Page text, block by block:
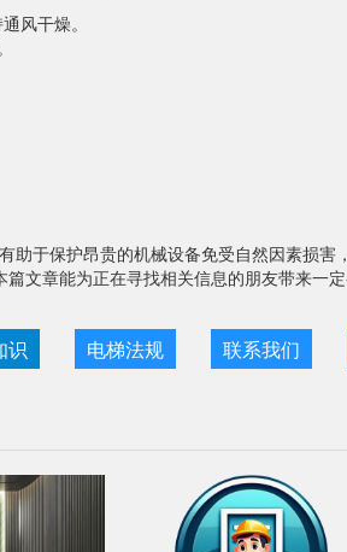
风干燥。
于保护昂贵的机械设备免受自然因素损害
文章能为正在寻找相关信息的朋友带来一定
识 电梯法规 联系我们